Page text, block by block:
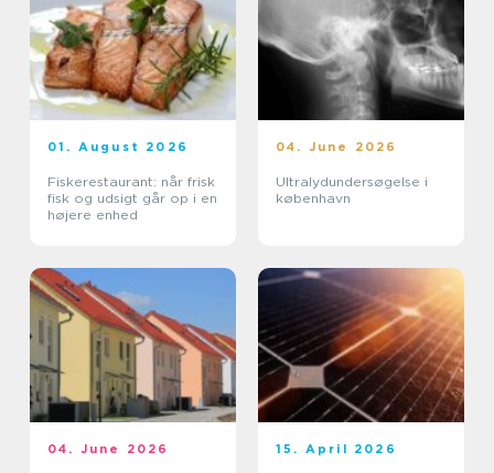
01. August 2026
Fiskerestaurant: når frisk
fisk og udsigt går op i en
højere enhed
04. June 2026
Ultralydundersøgelse i
københavn
04. June 2026 15. April 2026